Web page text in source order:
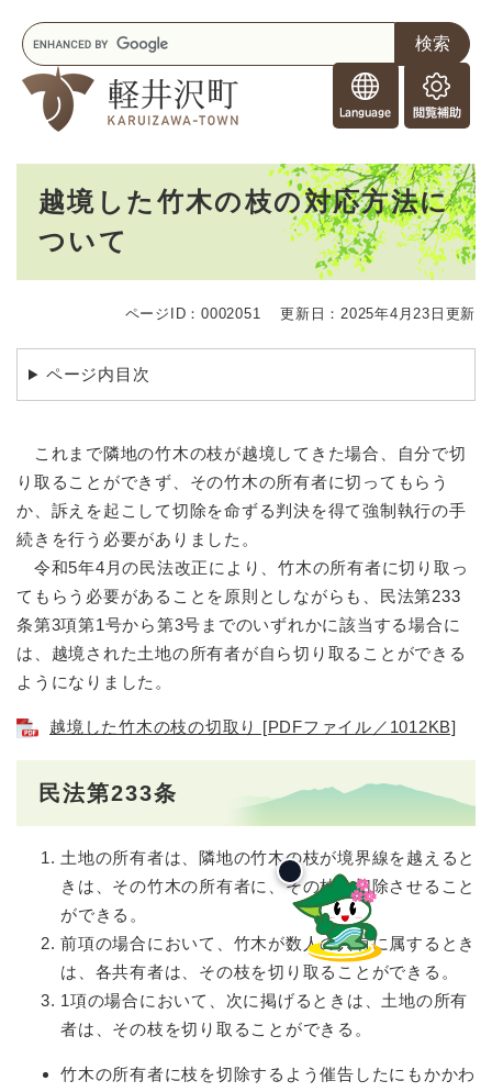
o
r
e
i
g
n
s
閲
覧
助
キ
ー
ワ
越境した竹木の枝の対応方法に
ついて
ページID：0002051 更新日：2025年4月23日更新
ページ内目次
これまで隣地の竹木の枝が越境してきた場合、自分で切
り取ることができず、その竹木の所有者に切ってもらう
か、訴えを起こして切除を命ずる判決を得て強制執行の手
続きを行う必要がありました。
令和5年4月の民法改正により、竹木の所有者に切り取っ
てもらう必要があることを原則としながらも、民法第233
条第3項第1号から第3号までのいずれかに該当する場合に
は、越境された土地の所有者が自ら切り取ることができる
ようになりました。
越境した竹木の枝の切取り [PDFファイル／1012KB]
民法第233条
土地の所有者は、隣地の竹木の枝が境界線を越えると
きは、その竹木の所有者に、その枝を切除させること
ができる。
前項の場合において、竹木が数人の共有に属するとき
は、各共有者は、その枝を切り取ることができる。
1項の場合において、次に掲げるときは、土地の所有
者は、その枝を切り取ることができる。
竹木の所有者に枝を切除するよう催告したにもかかわ